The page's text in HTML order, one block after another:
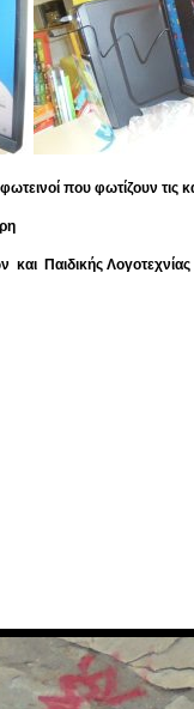
που φωτίζουν τις
και Παιδικής Λογοτεχνίας